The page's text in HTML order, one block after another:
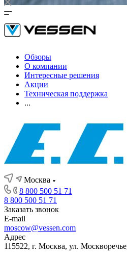
Обзоры
О компании
Интересные решения
Акции
Техническая поддержка
...
Москва
8 800 500 51 71
8 800 500 51 71
Заказать звонок
E-mail
moscow@vessen.com
Адрес
115522, г. Москва, ул.